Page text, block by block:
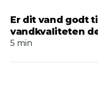
Er dit vand godt
vandkvaliteten
5 min